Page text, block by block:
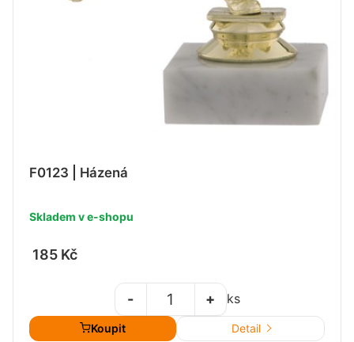
F0123 | Házená
Skladem v e-shopu
185 Kč
+
- ks
Koupit Detail